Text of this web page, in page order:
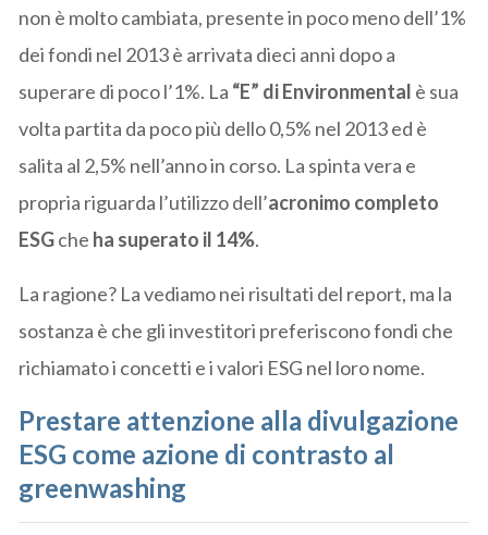
non è molto cambiata, presente in poco meno dell’1%
dei fondi nel 2013 è arrivata dieci anni dopo a
superare di poco l’1%. La “E” di Environmental è sua
volta partita da poco più dello 0,5% nel 2013 ed è
salita al 2,5% nell’anno in corso. La spinta vera e
propria riguarda l’utilizzo dell’acronimo completo
ESGche ha superato il 14%.
La ragione? La vediamo nei risultati del report, ma la
sostanza è che gli investitori preferiscono fondi che
richiamato i concetti e i valori ESG nel loro nome.
Prestare attenzione alla divulgazione
ESG come azione di contrasto al
greenwashing